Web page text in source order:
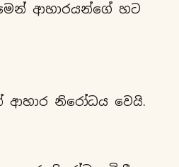
ආහාරයන්ගේ හට
ආහාර නිරෝධය වෙයි.